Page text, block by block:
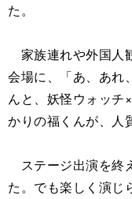
た。
家族連れや外国人
会場に、「あ、あれ
んと、妖怪ウォッチ
かりの福くんが、人
ステージ出演を終
た。でも楽しく演